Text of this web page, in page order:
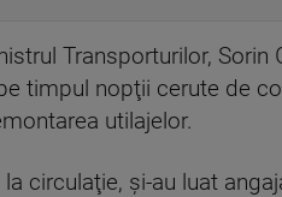
Transporturilor,
timpul nopţii cerute de
utilajelor.
circulaţie, şi-au luat